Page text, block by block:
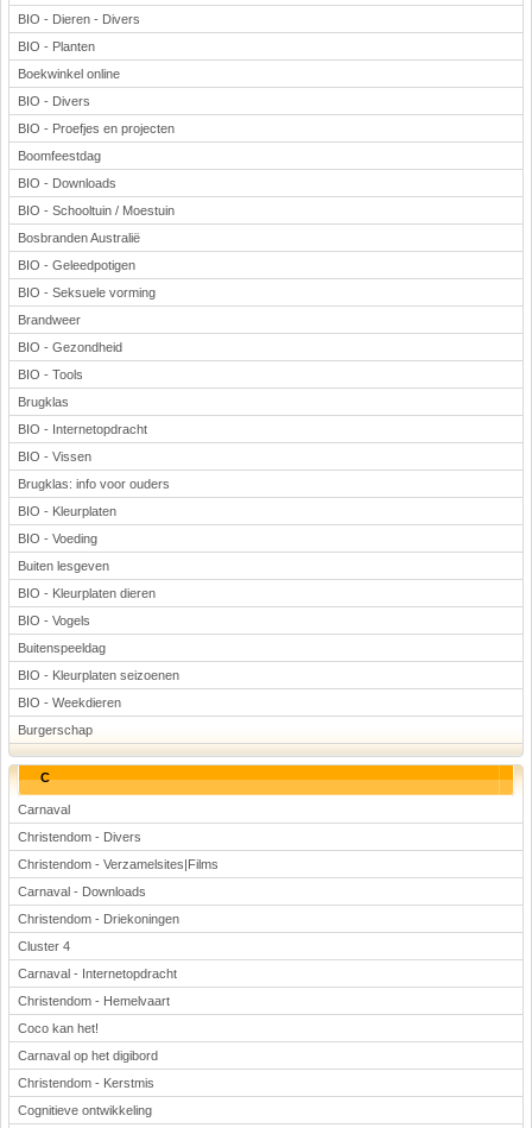
BIO - Dieren - Divers
BIO - Planten
Boekwinkel online
BIO - Divers
BIO - Proefjes en projecten
Boomfeestdag
BIO - Downloads
BIO - Schooltuin / Moestuin
Bosbranden Australië
BIO - Geleedpotigen
BIO - Seksuele vorming
Brandweer
BIO - Gezondheid
BIO - Tools
Brugklas
BIO - Internetopdracht
BIO - Vissen
Brugklas: info voor ouders
BIO - Kleurplaten
BIO - Voeding
Buiten lesgeven
BIO - Kleurplaten dieren
BIO - Vogels
Buitenspeeldag
BIO - Kleurplaten seizoenen
BIO - Weekdieren
Burgerschap
C
Carnaval
Christendom - Divers
Christendom - Verzamelsites|Films
Carnaval - Downloads
Christendom - Driekoningen
Cluster 4
Carnaval - Internetopdracht
Christendom - Hemelvaart
Coco kan het!
Carnaval op het digibord
Christendom - Kerstmis
Cognitieve ontwikkeling